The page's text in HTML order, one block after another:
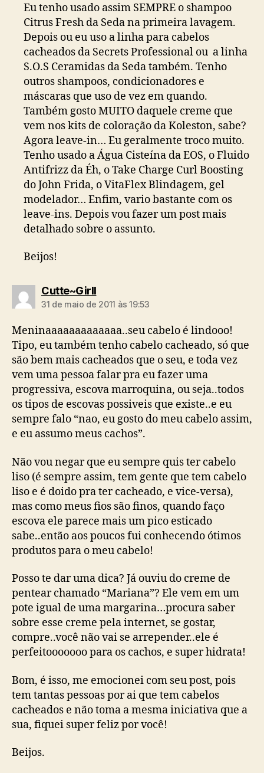
Eu tenho usado assim SEMPRE o shampoo
Citrus Fresh da Seda na primeira lavagem.
Depois ou eu uso a linha para cabelos
cacheados da Secrets Professional ou a linha
S.O.S Ceramidas da Seda também. Tenho
outros shampoos, condicionadores e
máscaras que uso de vez em quando.
Também gosto MUITO daquele creme que
vem nos kits de coloração da Koleston, sabe?
Agora leave-in… Eu geralmente troco muito.
Tenho usado a Água Cisteína da EOS, o Fluido
Antifrizz da Éh, o Take Charge Curl Boosting
do John Frida, o VitaFlex Blindagem, gel
modelador… Enfim, vario bastante com os
leave-ins. Depois vou fazer um post mais
detalhado sobre o assunto.
Beijos!
Cutte~Girlldiz:
31 de maio de 2011 às 19:53
Meninaaaaaaaaaaaaa..seu cabelo é lindooo!
Tipo, eu também tenho cabelo cacheado, só que
são bem mais cacheados que o seu, e toda vez
vem uma pessoa falar pra eu fazer uma
progressiva, escova marroquina, ou seja..todos
os tipos de escovas possiveis que existe..e eu
sempre falo “nao, eu gosto do meu cabelo assim,
e eu assumo meus cachos”.
Não vou negar que eu sempre quis ter cabelo
liso (é sempre assim, tem gente que tem cabelo
liso e é doido pra ter cacheado, e vice-versa),
mas como meus fios são finos, quando faço
escova ele parece mais um pico esticado
sabe..então aos poucos fui conhecendo ótimos
produtos para o meu cabelo!
Posso te dar uma dica? Já ouviu do creme de
pentear chamado “Mariana”? Ele vem em um
pote igual de uma margarina…procura saber
sobre esse creme pela internet, se gostar,
compre..você não vai se arrepender..ele é
perfeitooooooo para os cachos, e super hidrata!
Bom, é isso, me emocionei com seu post, pois
tem tantas pessoas por ai que tem cabelos
cacheados e não toma a mesma iniciativa que a
sua, fiquei super feliz por você!
Beijos.